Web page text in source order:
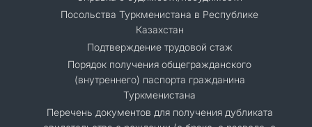
Посольства Туркменистана в Республике
Казахстан
Подтверждение трудовой стаж
Порядок получения общегражданского
(внутреннего) паспорта гражданина
Туркменистана
Перечень документов для получения дубликата